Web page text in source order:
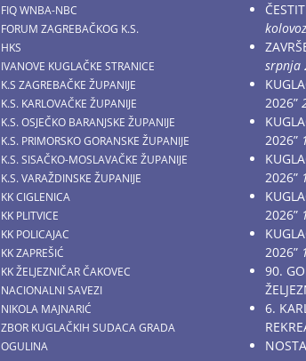
FIQ WNBA-NBC
FORUM ZAGREBAČKOG K.S.
HKS
IVANOVE KUGLAČKE STRANICE
K.S ZAGREBAČKE ŽUPANIJE
K.S. KARLOVAČKE ŽUPANIJE
K.S. OSJEČKO BARANJSKE ŽUPANIJE
K.S. PRIMORSKO GORANSKE ŽUPANIJE
K.S. SISAČKO-MOSLAVAČKE ŽUPANIJE
K.S. VARAŽDINSKE ŽUPANIJE
KK CIGLENICA
KK PLITVICE
KK POLICAJAC
KK ZAPREŠIĆ
KK ŽELJEZNIČAR ČAKOVEC
NACIONALNI SAVEZI
NIKOLA MAJNARIĆ
ZBOR KUGLAČKIH SUDACA GRADA
OGULINA
srpnja
2026”
2026”
2026”
2026”
2026”
90.
6.